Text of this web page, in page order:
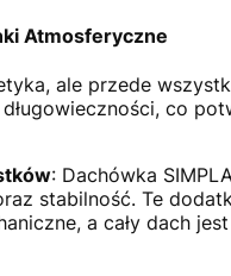
Atmosferyczne
ale przede
co
: Dachówka
stabilność. Te
a cały dach